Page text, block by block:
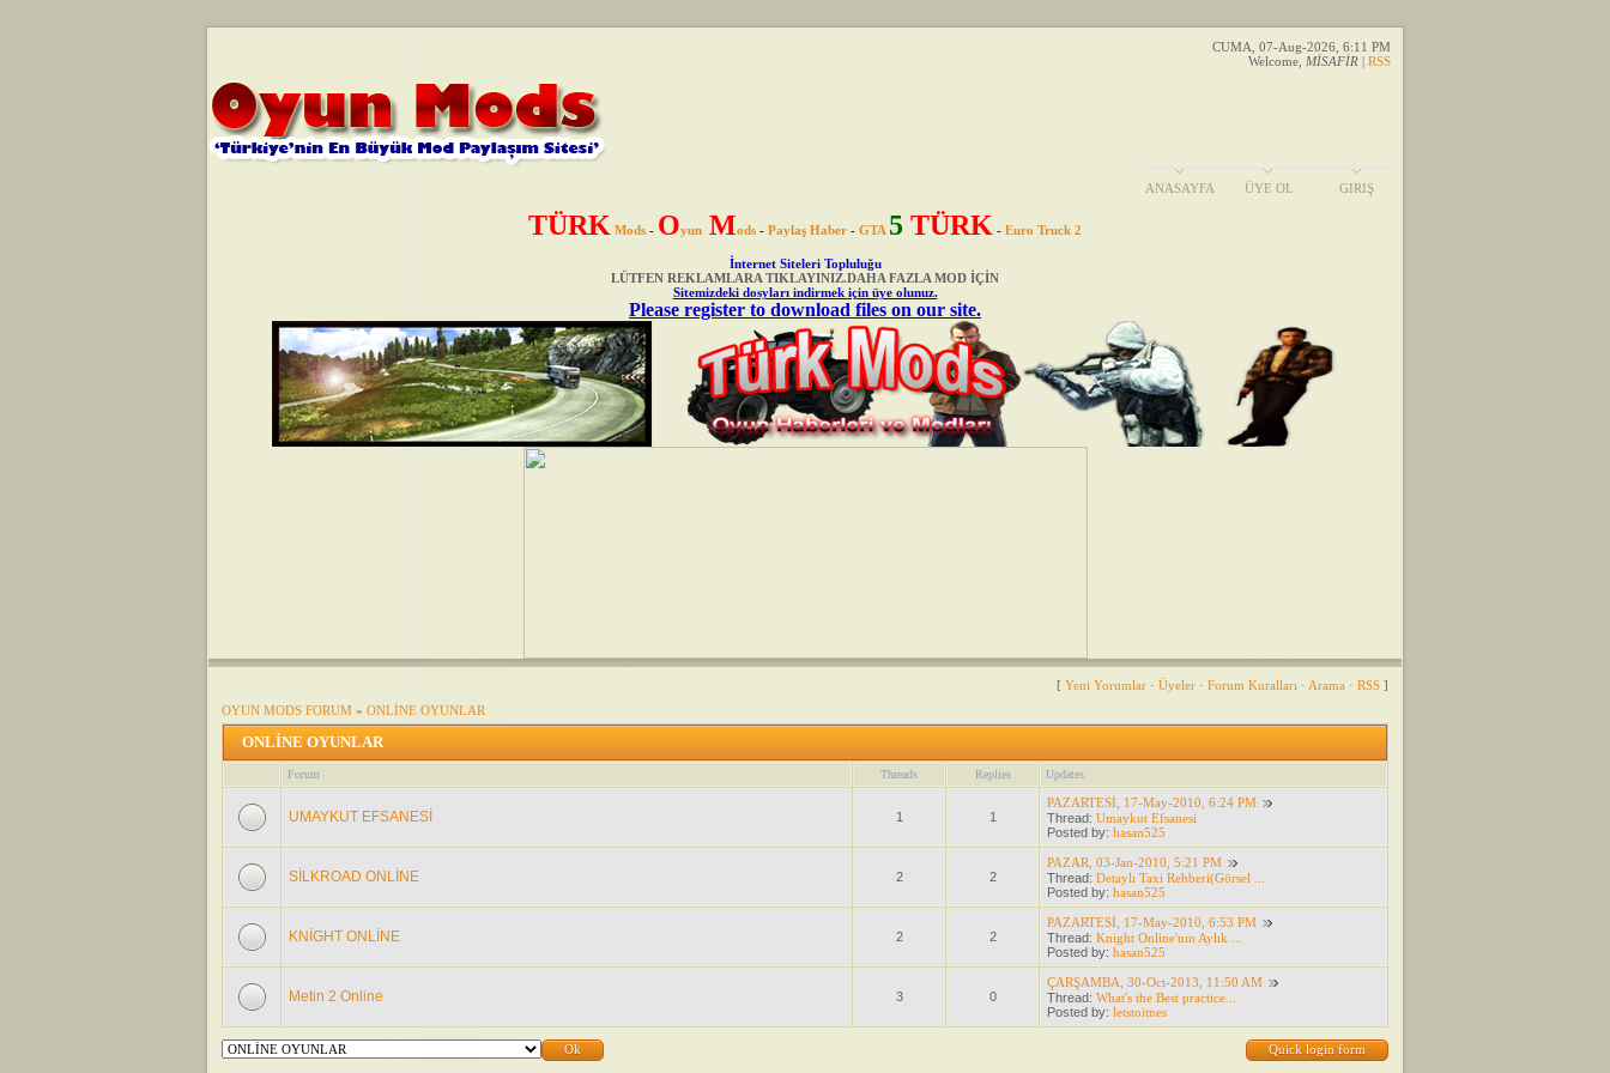
CUMA, 07-Aug-2026, 6:11 PM
Welcome MİSAFİR | RSS
ANASAYFA ÜYE OL GIRIŞ
TÜRK Mods - Oyun Mods - Paylaş Haber - GTA 5 TÜRK - Euro Truck 2
İnternet Siteleri Topluluğu
LÜTFEN REKLAMLARA TIKLAYINIZ.DAHA FAZLA MOD İÇİN
Sitemizdeki dosyları indirmek için üye olunuz.
Please register to download files on our site.
[ Yeni Yorumlar · Üyeler · Forum Kuralları · Arama · RSS ]
OYUN MODS FORUM » ONLİNE OYUNLAR
ONLİNE OYUNLAR
Forum Threads Replies Updates
UMAYKUT EFSANESİ 1 1
PAZARTESİ, 17-May-2010, 6:24 PM
Thread: Umaykut Efsanesi
Posted by: hasan525
SİLKROAD ONLİNE 2 2
PAZAR, 03-Jan-2010, 5:21 PM
Thread: Detaylı Taxi Rehberi(Görsel ...
Posted by: hasan525
KNİGHT ONLİNE 2 2
PAZARTESİ, 17-May-2010, 6:53 PM
Thread: Knight Online'nın Aylık ...
Posted by: hasan525
Metin 2 Online 3 0
ÇARŞAMBA, 30-Oct-2013, 11:50 AM
Thread: What's the Best practice...
Posted by: letstoitnes